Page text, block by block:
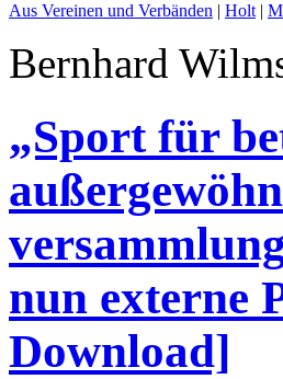
Aus Vereinen und Verbänden | Holt |
Bernhard
„Sport für
nun externe
Download]